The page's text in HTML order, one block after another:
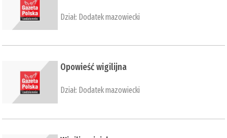
Dział: Dodatek mazowiecki
​Opowieść wigilijna
Dział: Dodatek mazowiecki